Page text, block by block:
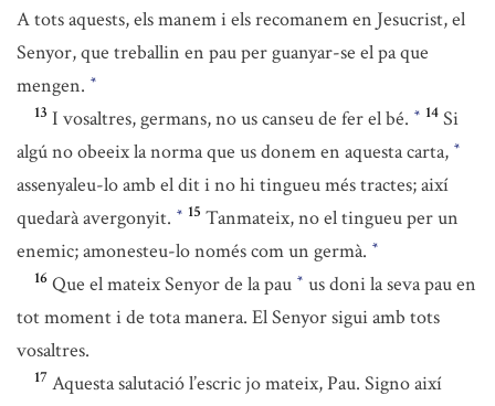
A tots aquests, els manem i els recomanem en Jesucrist, el
Senyor, que treballin en pau per guanyar-se el pa que
mengen. *
13 I vosaltres, germans, no us canseu de fer el bé. * 14 Si
algú no obeeix la norma que us donem en aquesta carta, *
assenyaleu-lo amb el dit i no hi tingueu més tractes; així
quedarà avergonyit. * 15 Tanmateix, no el tingueu per un
enemic; amonesteu-lo només com un germà. *
16 Que el mateix Senyor de la pau * us doni la seva pau en
tot moment i de tota manera. El Senyor sigui amb tots
vosaltres.
17 Aquesta salutació l’escric jo mateix, Pau. Signo així